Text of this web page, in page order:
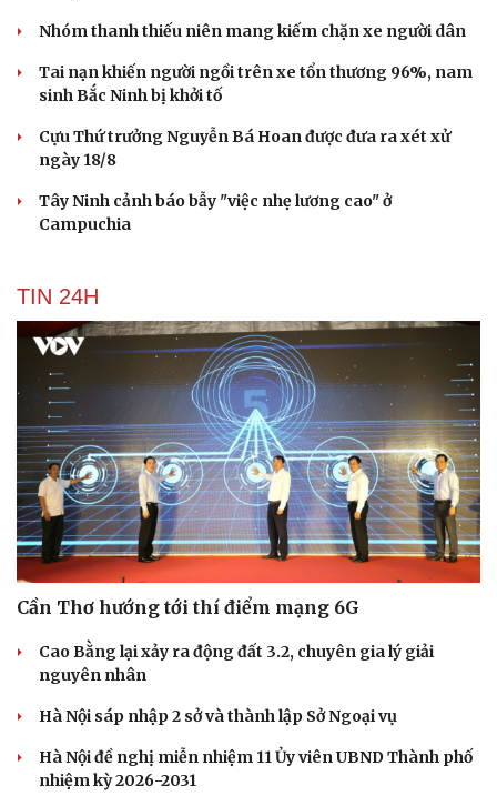
Du lịch
Tư vấn
Săn Tour
check-in
Câu chuyện thời sự
Đọc truyện đêm khuya
Cửa sổ tình yêu
Kể chuyện cho bé
Hạt giống tâm hồn
Nhóm thanh thiếu niên mang kiếm chặn xe người dân
Tai nạn khiến người ngồi trên xe tổn thương 96%, nam
sinh Bắc Ninh bị khởi tố
Cựu Thứ trưởng Nguyễn Bá Hoan được đưa ra xét xử
ngày 18/8
Tây Ninh cảnh báo bẫy "việc nhẹ lương cao" ở
Campuchia
TIN 24H
Cần Thơ hướng tới thí điểm mạng 6G
Cao Bằng lại xảy ra động đất 3.2, chuyên gia lý giải
nguyên nhân
Hà Nội sáp nhập 2 sở và thành lập Sở Ngoại vụ
Hà Nội đề nghị miễn nhiệm 11 Ủy viên UBND Thành phố
nhiệm kỳ 2026-2031